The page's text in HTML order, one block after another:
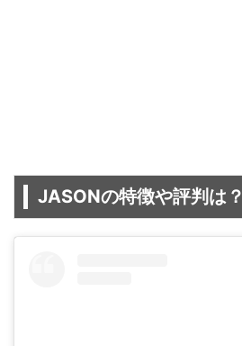
JASONの特徴や評判は？